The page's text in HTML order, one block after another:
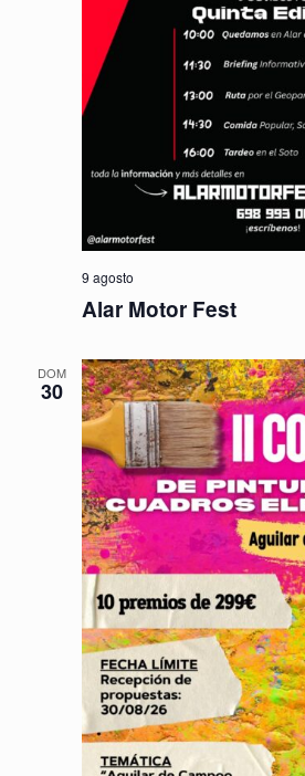
Alar Motor Fest
9 agosto
DOM
30